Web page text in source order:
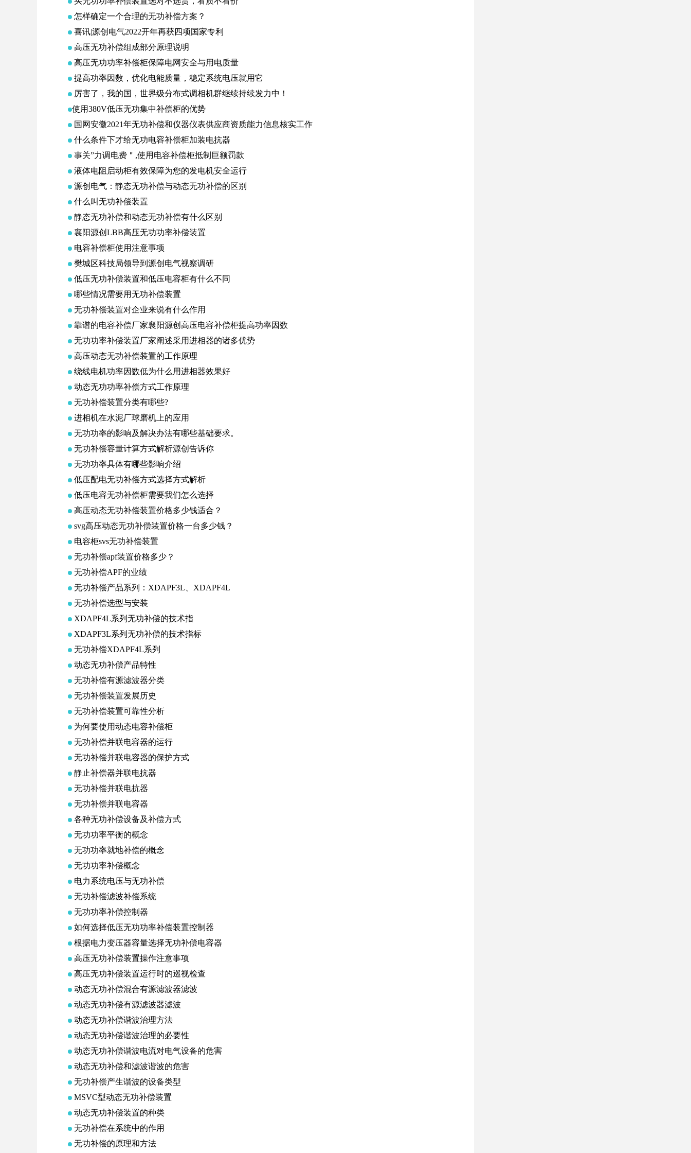
怎样确定一个合理的无功补偿方案？
喜讯|源创电气2022开年再获四项国家专利
高压无功补偿组成部分原理说明
高压无功功率补偿柜保障电网安全与用电质量
提高功率因数，优化电能质量，稳定系统电压就用它
厉害了，我的国，世界级分布式调相机群继续持续发力中！
​使用380V低压无功集中补偿柜的优势
国网安徽2021年无功补偿和仪器仪表供应商资质能力信息核实工作
什么条件下才给无功电容补偿柜加装电抗器
事关”力调电费＂,使用电容补偿柜抵制巨额罚款
液体电阻启动柜有效保障为您的发电机安全运行
源创电气：静态无功补偿与动态无功补偿的区别
什么叫无功补偿装置
静态无功补偿和动态无功补偿有什么区别
襄阳源创LBB高压无功功率补偿装置
电容补偿柜使用注意事项
樊城区科技局领导到源创电气视察调研
低压无功补偿装置和低压电容柜有什么不同
哪些情况需要用无功补偿装置
无功补偿装置对企业来说有什么作用
靠谱的电容补偿厂家襄阳源创高压电容补偿柜提高功率因数
无功功率补偿装置厂家阐述采用进相器的诸多优势
高压动态无功补偿装置的工作原理
绕线电机功率因数低为什么用进相器效果好
动态无功功率补偿方式工作原理
无功补偿装置分类有哪些?
进相机在水泥厂球磨机上的应用
无功功率的影响及解决办法有哪些基础要求。
无功补偿容量计算方式解析源创告诉你
无功功率具体有哪些影响介绍
低压配电无功补偿方式选择方式解析
低压电容无功补偿柜需要我们怎么选择
高压动态无功补偿装置价格多少钱适合？
svg高压动态无功补偿装置价格一台多少钱？
电容柜svs无功补偿装置
无功补偿apf装置价格多少？
无功补偿APF的业绩
无功补偿产品系列：XDAPF3L、XDAPF4L
无功补偿选型与安装
XDAPF4L系列无功补偿的技术指
XDAPF3L系列无功补偿的技术指标
无功补偿XDAPF4L系列
动态无功补偿产品特性
无功补偿有源滤波器分类
无功补偿装置发展历史
无功补偿装置可靠性分析
为何要使用动态电容补偿柜
无功补偿并联电容器的运行
无功补偿并联电容器的保护方式
静止补偿器并联电抗器
无功补偿并联电抗器
无功补偿并联电容器
各种无功补偿设备及补偿方式
无功功率平衡的概念
无功功率就地补偿的概念
无功功率补偿概念
电力系统电压与无功补偿
无功补偿滤波补偿系统
无功功率补偿控制器
如何选择低压无功功率补偿装置控制器
根据电力变压器容量选择无功补偿电容器
高压无功补偿装置操作注意事项
高压无功补偿装置运行时的巡视检查
动态无功补偿混合有源滤波器滤波
动态无功补偿有源滤波器滤波
动态无功补偿谐波治理方法
动态无功补偿谐波治理的必要性
动态无功补偿谐波电流对电气设备的危害
动态无功补偿和滤波谐波的危害
无功补偿产生谐波的设备类型
MSVC型动态无功补偿装置
动态无功补偿装置的种类
无功补偿在系统中的作用
无功补偿的原理和方法